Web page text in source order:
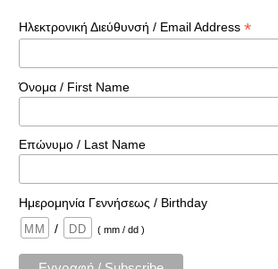
Ηλεκτρονική Διεύθυνσή / Email Address *
Όνομα / First Name
Επώνυμο / Last Name
Ημερομηνία Γεννήσεως / Birthday
/
( mm / dd )